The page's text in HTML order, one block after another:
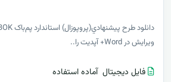
ویرایش در Word+ آپدیت را..
فایل دیجیتال آماده استفاده